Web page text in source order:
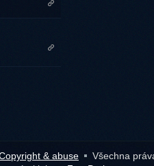
& abuse
Všechna